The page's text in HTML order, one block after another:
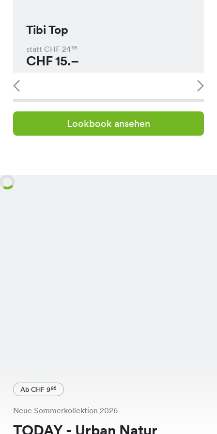
Tibi Top
statt CHF 2495
CHF15.–
Lookbook ansehen
Ab CHF 995
Neue Sommerkollektion 2026
TODAY - Urban Natur